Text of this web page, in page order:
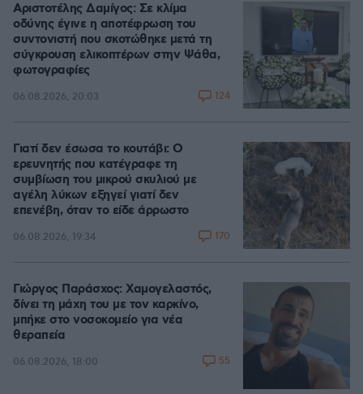
Αριστοτέλης Δαμίγος: Σε κλίμα
οδύνης έγινε η αποτέφρωση του
συντονιστή που σκοτώθηκε μετά τη
σύγκρουση ελικοπτέρων στην Ψάθα,
φωτογραφίες
06.08.2026, 20:03 124
Γιατί δεν έσωσα το κουτάβι: Ο
ερευνητής που κατέγραφε τη
συμβίωση του μικρού σκυλιού με
αγέλη λύκων εξηγεί γιατί δεν
επενέβη, όταν το είδε άρρωστο
06.08.2026, 19:34 170
Γιώργος Παράσχος: Χαμογελαστός,
δίνει τη μάχη του με τον καρκίνο,
μπήκε στο νοσοκομείο για νέα
θεραπεία
06.08.2026, 18:00 55